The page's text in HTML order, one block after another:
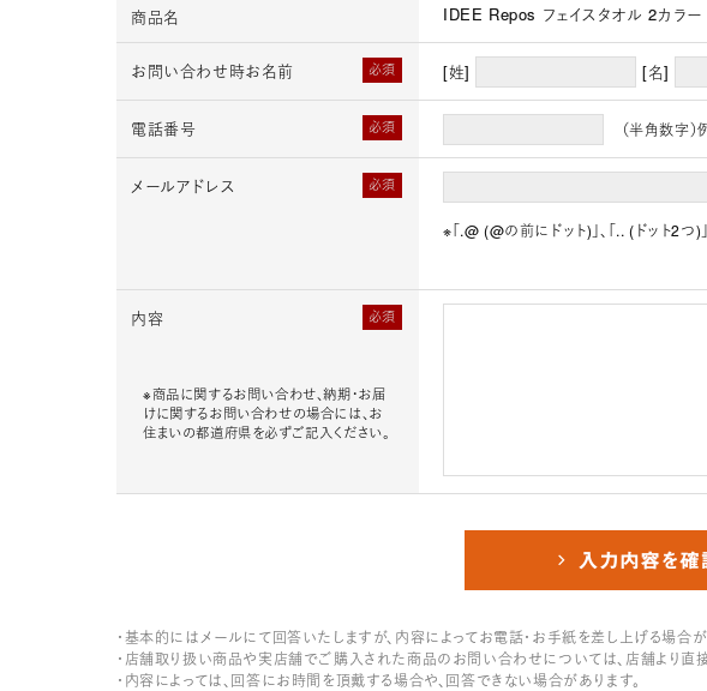
商品名 IDEE Repos フェイスタオル 2カラー
必須
お問い合わせ時お名前 [姓] [名]
必須
電話番号 （半角数字
必須
メールアドレス
※「.@ (@の前にドット)」、「.. (ドット2
必須
内容
※商品に関するお問い合わせ、納期・お届
けに関するお問い合わせの場合には、お
住まいの都道府県を必ずご記入ください。
・基本的にはメールにて回答いたしますが、内容によってお電話・お手紙を差し上げる場合が
・店舗取り扱い商品や実店舗でご購入された商品のお問い合わせについては、店舗より直
・内容によっては、回答にお時間を頂戴する場合や、回答できない場合があります。